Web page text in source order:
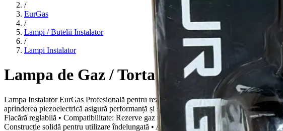
/
EurGas
/
Lampi / Butelii Instalator
/
Lampi Instalator
Lampa de Gaz / Torta / Arzator cu
Lampa Instalator EurGas Profesională pentru rezerve tip spray este un instrument
aprinderea piezoelectrică asigură performanță și siguranță în utilizare. 🔹 Specificații
Flacără reglabilă • Compatibilitate: Rezerve gaz tip spray B4035 🔹 Conținut pachet:
Construcție solidă pentru utilizare îndelungată • Aprindere rapidă prin sistem